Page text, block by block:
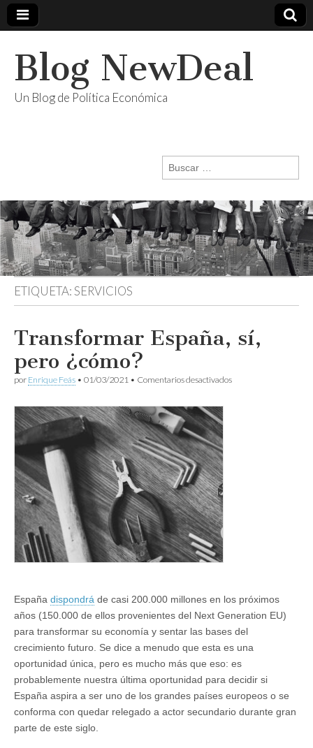
Blog NewDeal
Un Blog de Política Económica
Buscar:
ETIQUETA:SERVICIOS
Transformar España, sí,
pero ¿cómo?
por Enrique Feás • 01/03/2021 • Comentarios desactivadosen
España dispondrá de casi 200.000 millones en los próximos
años (150.000 de ellos provenientes del Next Generation EU)
para transformar su economía y sentar las bases del
crecimiento futuro. Se dice a menudo que esta es una
oportunidad única, pero es mucho más que eso: es
probablemente nuestra última oportunidad para decidir si
España aspira a ser uno de los grandes países europeos o se
conforma con quedar relegado a actor secundario durante gran
parte de este siglo.